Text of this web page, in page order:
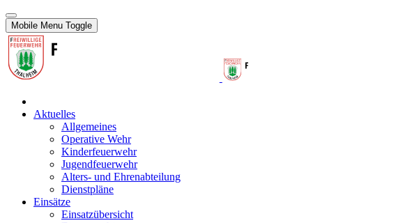
Mobile Menu Toggle
Aktuelles
Allgemeines
Operative Wehr
Kinderfeuerwehr
Jugendfeuerwehr
Alters- und Ehrenabteilung
Dienstpläne
Einsätze
Einsatzübersicht